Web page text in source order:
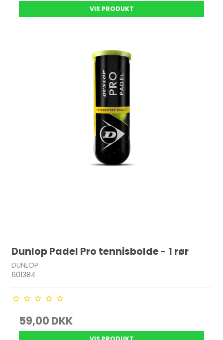
VIS PRODUKT
Dunlop Padel Pro tennisbolde - 1 rør
DUNLOP
601384
59,00 DKK